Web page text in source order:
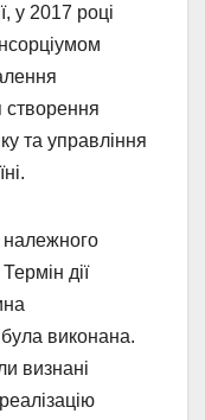
у 2017 році
створення
та управління
належного
дії
виконана.
визнані